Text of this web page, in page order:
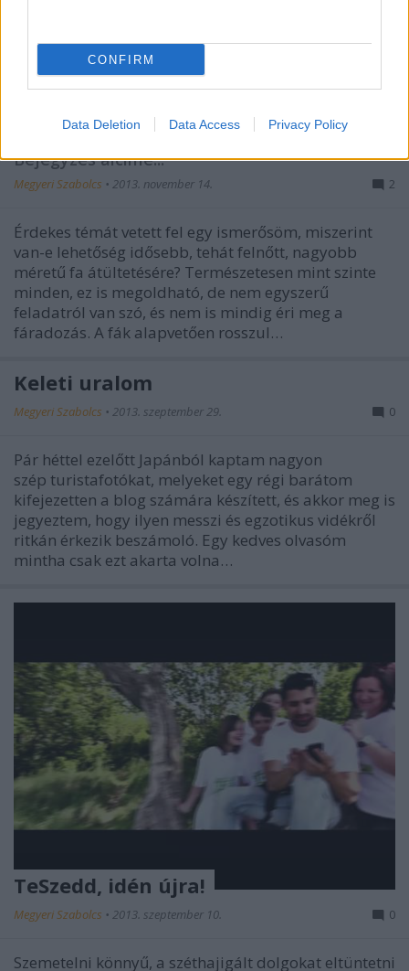
CONFIRM
Data Deletion Data Access Privacy Policy
Fatranszplantáció gépmonstrummal
Bejegyzés alcíme...
Megyeri Szabolcs • 2013. november 14. 2
Érdekes témát vetett fel egy ismerősöm, miszerint
van-e lehetőség idősebb, tehát felnőtt, nagyobb
méretű fa átültetésére? Természetesen mint szinte
minden, ez is megoldható, de nem egyszerű
feladatról van szó, és nem is mindig éri meg a
fáradozás. A fák alapvetően rosszul…
Keleti uralom
Megyeri Szabolcs • 2013. szeptember 29. 0
Pár héttel ezelőtt Japánból kaptam nagyon
szép turistafotókat, melyeket egy régi barátom
kifejezetten a blog számára készített, és akkor meg is
jegyeztem, hogy ilyen messzi és egzotikus vidékről
ritkán érkezik beszámoló. Egy kedves olvasóm
mintha csak ezt akarta volna…
TeSzedd, idén újra!
Megyeri Szabolcs • 2013. szeptember 10. 0
Szemetelni könnyű, a széthajigált dolgokat eltüntetni